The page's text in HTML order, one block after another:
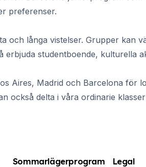
preferenser.
och långa vistelser. Grupper kan
studentboende, kulturella
Aires, Madrid och Barcelona för
också delta i våra ordinarie
Sommarlägerprogram Legal